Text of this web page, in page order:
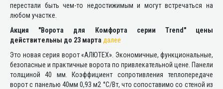
перестали быть чем-то недостижимым и могут встречаться на
любом участке.
Акция "Ворота для Комфорта серии Trend" цены
действительны до 23 марта далее
Это новая серия ворот «АЛЮТЕХ». Экономичные, функциональные,
безопасные и практичные ворота по привлекательной цене. Панели
толщиной 40 мм. Коэффициент сопротивления теплопередаче
ворот с панелью 40мм 0,93 м2 °C/Bт, что сопоставимо со стеной из